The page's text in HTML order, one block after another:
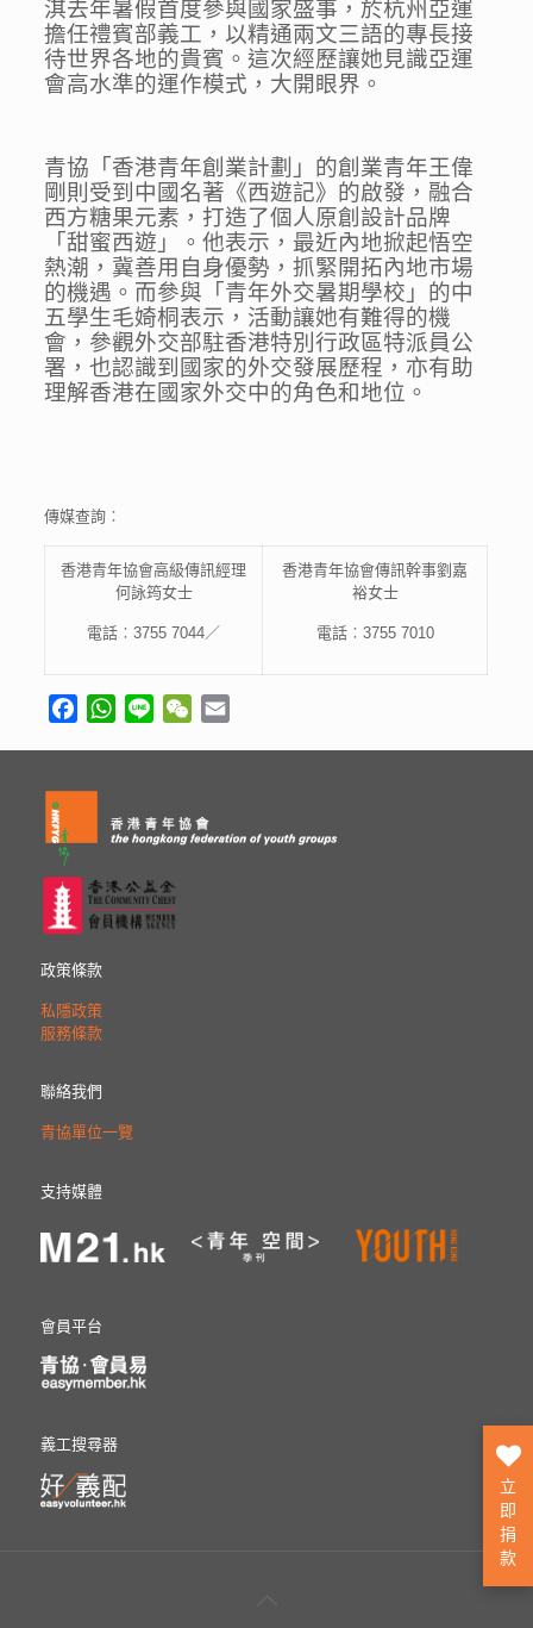
淇去年暑假首度參與國家盛事，於杭州亞運
擔任禮賓部義工，以精通兩文三語的專長接
待世界各地的貴賓。這次經歷讓她見識亞運
會高水準的運作模式，大開眼界。
青協「香港青年創業計劃」的創業青年王偉
剛則受到中國名著《西遊記》的啟發，融合
西方糖果元素，打造了個人原創設計品牌
「甜蜜西遊」。他表示，最近內地掀起悟空
熱潮，冀善用自身優勢，抓緊開拓內地市場
的機遇。而參與「青年外交暑期學校」的中
五學生毛婍桐表示，活動讓她有難得的機
會，參觀外交部駐香港特別行政區特派員公
署，也認識到國家的外交發展歷程，亦有助
理解香港在國家外交中的角色和地位。
傳媒查詢︰
香港青年協會高級傳訊經理
何詠筠女士
電話︰3755 7044／
香港青年協會傳訊幹事劉嘉
裕女士
電話︰ 3755 7010
FacebookWhatsApp
Line WeChat
政策條款
私隱政策
服務條款
聯絡我們
青協單位一覽
支持媒體
會員平台
義工搜尋器
立
即
捐
款